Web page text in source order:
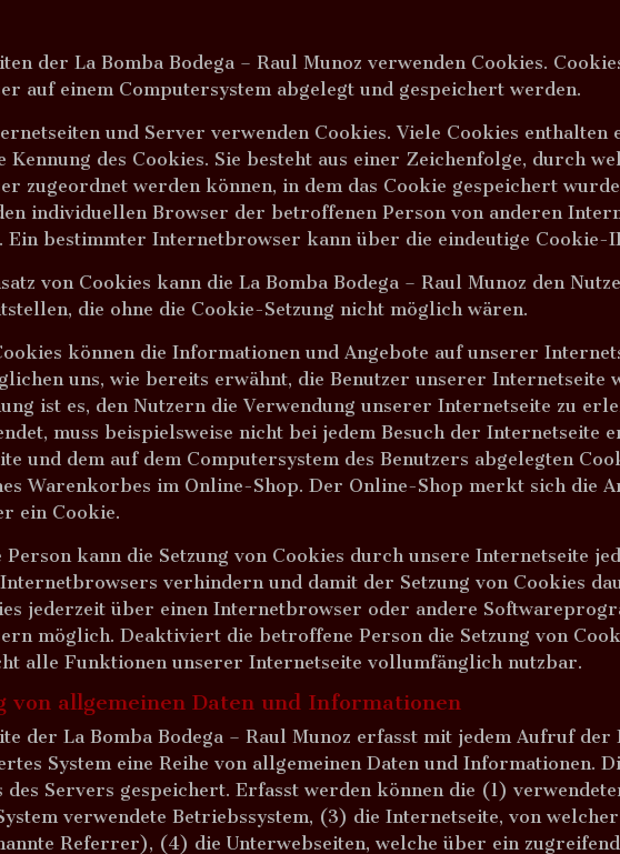
der La Bomba Bodega – Raul Munoz verwenden Cookies.
auf einem Computersystem abgelegt und gespeichert werden.
und Server verwenden Cookies. Viele Cookies
Kennung des Cookies. Sie besteht aus einer Zeichenfolge, durch
zugeordnet werden können, in dem das Cookie gespeichert
individuellen Browser der betroffenen Person von anderen
Ein bestimmter Internetbrowser kann über die eindeutige
von Cookies kann die La Bomba Bodega – Raul Munoz den
die ohne die Cookie-Setzung nicht möglich wären.
können die Informationen und Angebote auf unserer
uns, wie bereits erwähnt, die Benutzer unserer Internetseite
ist es, den Nutzern die Verwendung unserer Internetseite zu
muss beispielsweise nicht bei jedem Besuch der Internetseite
und dem auf dem Computersystem des Benutzers abgelegten
Warenkorbes im Online-Shop. Der Online-Shop merkt sich die
ein Cookie.
kann die Setzung von Cookies durch unsere Internetseite
Internetbrowsers verhindern und damit der Setzung von Cookies
jederzeit über einen Internetbrowser oder andere
möglich. Deaktiviert die betroffene Person die Setzung von
alle Funktionen unserer Internetseite vollumfänglich nutzbar.
von allgemeinen Daten und Informationen
der La Bomba Bodega – Raul Munoz erfasst mit jedem Aufruf
System eine Reihe von allgemeinen Daten und Informationen.
des Servers gespeichert. Erfasst werden können die (1)
verwendete Betriebssystem, (3) die Internetseite, von
Referrer), (4) die Unterwebseiten, welche über ein